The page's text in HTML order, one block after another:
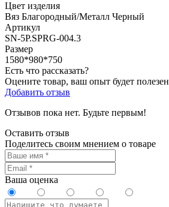
Цвет изделия
Вяз Благородный/Металл Черный
Артикул
SN-5P.SPRG-004.3
Размер
1580*980*750
Есть что рассказать?
Оцените товар, ваш опыт будет полезен
Добавить отзыв
Отзывов пока нет. Будьте первым!
Оставить отзыв
Поделитесь своим мнением о товаре
Ваша оценка